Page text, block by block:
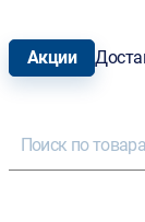
Акции